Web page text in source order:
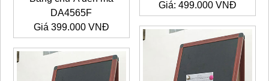
DA4565F
Giá 399.000 VNĐ
Giá: 499.000 VNĐ